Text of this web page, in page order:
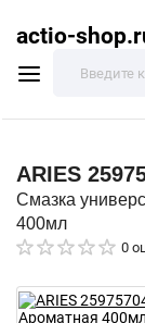
actio-
ARIES
Смазка
400мл
0